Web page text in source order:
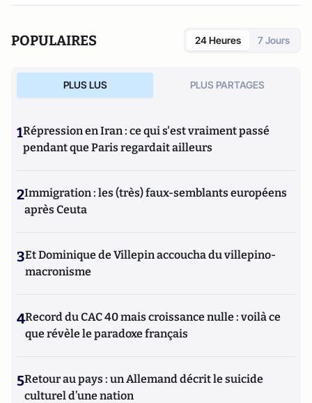
POPULAIRES 24 Heures 7 Jours
PLUS LUS PLUS PARTAGES
1Répression en Iran : ce qui s'est vraiment passé
pendant que Paris regardait ailleurs
2Immigration : les (très) faux-semblants européens
après Ceuta
3Et Dominique de Villepin accoucha du villepino-
macronisme
4Record du CAC 40 mais croissance nulle : voilà ce
que révèle le paradoxe français
5Retour au pays : un Allemand décrit le suicide
culturel d’une nation